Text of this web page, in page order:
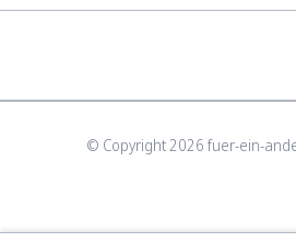
© Copyright 2026 fuer-ein-